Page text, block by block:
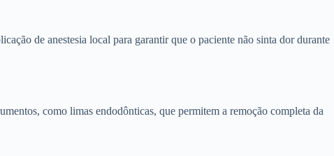
de anestesia local para garantir que o paciente não sinta dor durante
como limas endodônticas, que permitem a remoção completa da